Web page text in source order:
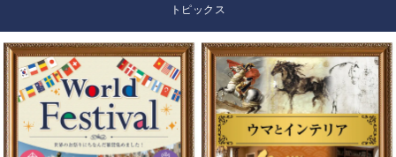
トピックス